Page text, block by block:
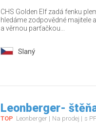
CHS Golden Elf zadá fenku
hledáme zodpovědné majitele
a věrnou parťačkou...
Slaný
Leonberger-
TOP Leonberger Na prodej s